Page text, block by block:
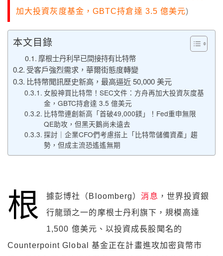
加大投資灰度基金，GBTC持倉達 3.5 億美元)
本文目錄
摩根士丹利早已間接持有比特幣
受客戶強烈需求，華爾街態度轉變
比特幣聞訊歷史新高，最高逼近 50,000 美元
女股神買比特幣！SEC文件：方舟再加大投資灰度基
金，GBTC持倉達 3.5 億美元
比特幣連創新高「首破49,000鎂」！Fed重申無限
QE助攻，但黑天鵝尚未遠去
探討｜企業CFO們考慮搭上「比特幣儲備資產」趨
勢，但成主流恐遙遙無期
根 據彭博社（Bloomberg）消息 ，世界投資銀
行龍頭之一的摩根士丹利旗下，規模高達
1,500 億美元、以投資成長股聞名的
Counterpoint Global 基金正在計畫進攻加密貨幣市